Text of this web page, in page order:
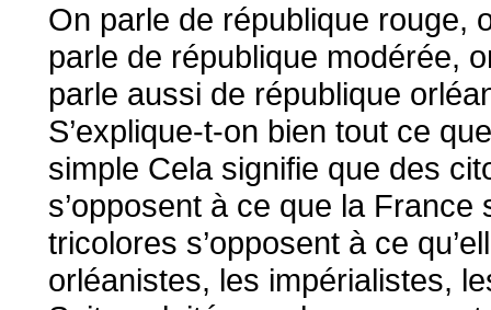
On parle de république rouge,
parle de république modérée,
parle aussi de république
S’explique-t-on bien tout ce
simple Cela signifie que des
s’opposent à ce que la
tricolores s’opposent à ce
orléanistes, les impérialistes,